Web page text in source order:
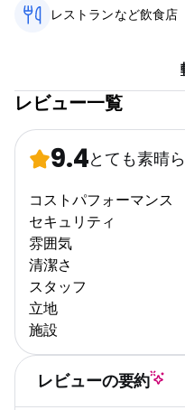
レストランなど飲食店
レビュー一覧
9.4とても素晴
コストパフォーマンス
セキュリティ
雰囲気
清潔さ
スタッフ
立地
施設
レビューの要約